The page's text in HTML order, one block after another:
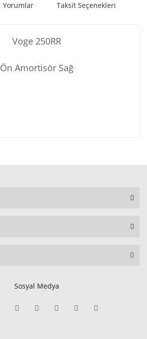
Yorumlar Taksit Seçenekleri
Voge 250RR
Ön Amortisör Sağ
Sosyal Medya